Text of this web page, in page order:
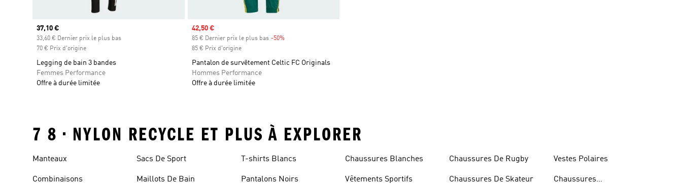
Prix actuel
37,10 €
33,60 € Dernier prix le plus bas
70 € Prix d'origine
Legging de bain 3 bandes
Femmes Performance
Offre à durée limitée
Prix soldé
42,50 €
85 € Dernier prix le plus bas -50%Rabais
85 € Prix d'origine
Pantalon de survêtement Celtic FC Originals
Hommes Performance
Offre à durée limitée
7 8 • NYLON RECYCLE ET PLUS À EXPLORER
Manteaux
Combinaisons
Sacs De Sport
Maillots De Bain
T-shirts Blancs
Pantalons Noirs
Chaussures Blanches
Vêtements Sportifs
Chaussures De Rugby
Chaussures De Skateur
Vestes Polaires
Chaussures